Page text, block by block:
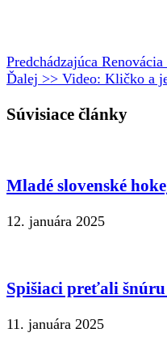
Predchádzajúca
Ďalej >> Video: Kličko a
Súvisiace články
Mladé slovenské
12. januára 2025
Spišiaci preťali
11. januára 2025